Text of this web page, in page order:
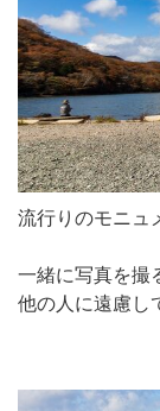
流行りのモニュ
一緒に写真を撮
他の人に遠慮し